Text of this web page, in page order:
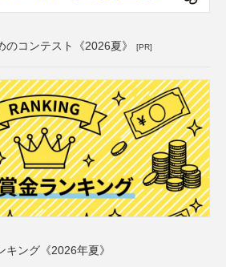
のコンテスト《2026夏》 [PR]
ング《2026年夏》